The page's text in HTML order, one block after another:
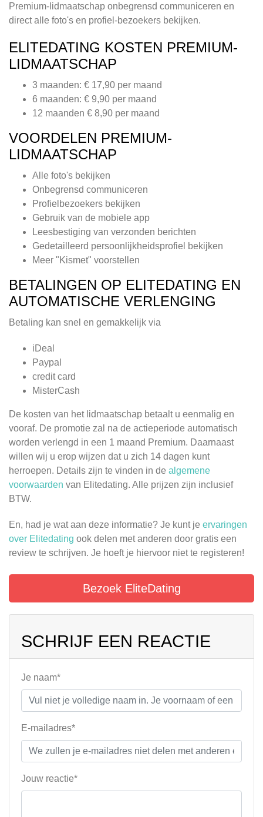
Premium-lidmaatschap onbegrensd communiceren en
direct alle foto's en profiel-bezoekers bekijken.
ELITEDATING KOSTEN PREMIUM-
LIDMAATSCHAP
3 maanden: € 17,90 per maand
6 maanden: € 9,90 per maand
12 maanden € 8,90 per maand
VOORDELEN PREMIUM-
LIDMAATSCHAP
Alle foto's bekijken
Onbegrensd communiceren
Profielbezoekers bekijken
Gebruik van de mobiele app
Leesbestiging van verzonden berichten
Gedetailleerd persoonlijkheidsprofiel bekijken
Meer "Kismet" voorstellen
BETALINGEN OP ELITEDATING EN
AUTOMATISCHE VERLENGING
Betaling kan snel en gemakkelijk via
iDeal
Paypal
credit card
MisterCash
De kosten van het lidmaatschap betaalt u eenmalig en
vooraf. De promotie zal na de actieperiode automatisch
worden verlengd in een 1 maand Premium. Daarnaast
willen wij u erop wijzen dat u zich 14 dagen kunt
herroepen. Details zijn te vinden in de algemene
voorwaarden van Elitedating. Alle prijzen zijn inclusief
BTW.
En, had je wat aan deze informatie? Je kunt je ervaringen
over Elitedating ook delen met anderen door gratis een
review te schrijven. Je hoeft je hiervoor niet te registeren!
Bezoek EliteDating
SCHRIJF EEN REACTIE
Je naam*
E-mailadres*
Jouw reactie*